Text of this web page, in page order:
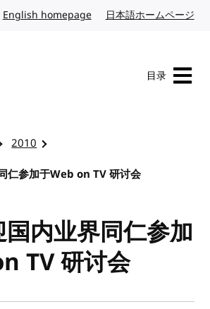
English homepage英文日本語ホームページ
目录
2010
仁参加于Web on TV 研讨会
内业界同仁参加
TV 研讨会